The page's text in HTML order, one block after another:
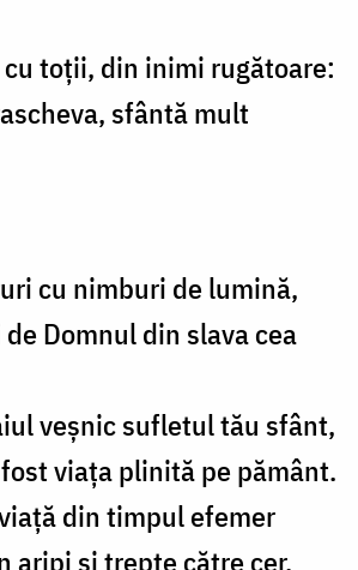
toții, din inimi rugătoare:
sfântă mult
cu nimburi de lumină,
Domnul din slava cea
veșnic sufletul tău sfânt,
viața plinită pe pământ.
din timpul efemer
aripi și trepte către cer.